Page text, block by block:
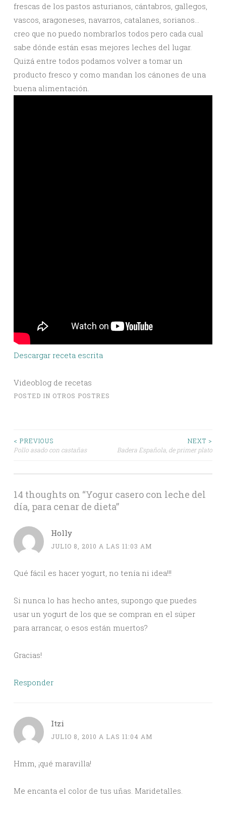
frescas de los pastos asturianos, cántabros, gallegos,
vascos, aragoneses, navarros, catalanes, sorianos…
creo que no puedo nombrarlos todos pero cada cual
sabe dónde están esas mejores leches del lugar.
Quizá entre todos podamos volver a tomar un
producto fresco y como mandan los cánones de una
buena alimentación.
Descargar receta escrita
Videoblog de recetas
POSTED IN OTROS POSTRES
Post
< PREVIOUS
Pollo asado con castañas
NEXT >
Badera Española, de primer plato
14 thoughts on “Yogur casero con leche del
día, para cenar de dieta”
Holly
JULIO 8, 2010 A LAS 11:03 AM
Qué fácil es hacer yogurt, no tenía ni idea!!!
Si nunca lo has hecho antes, supongo que puedes
usar un yogurt de los que se compran en el súper
para arrancar, o esos están muertos?
Gracias!
Responder
Itzi
JULIO 8, 2010 A LAS 11:04 AM
Hmm, ¡qué maravilla!
Me encanta el color de tus uñas. Maridetalles.